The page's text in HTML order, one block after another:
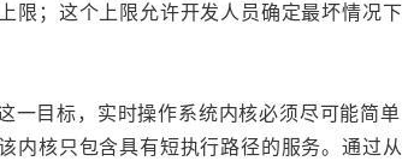
限；这个上限允许开发人员确定最坏情况下
一目标，实时操作系统内核必须尽可能简单
内核只包含具有短执行路径的服务。通过从